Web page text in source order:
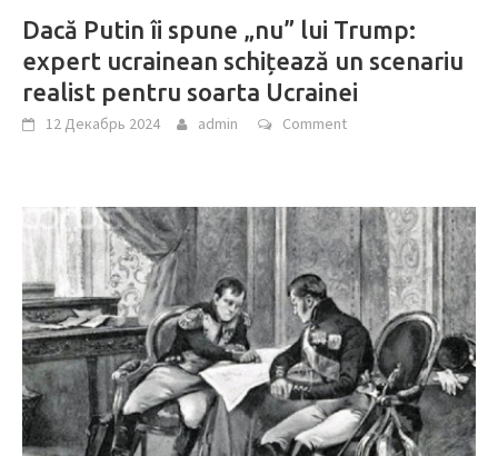
Dacă Putin îi spune „nu” lui Trump:
expert ucrainean schițează un scenariu
realist pentru soarta Ucrainei
12 Декабрь 2024 admin Comment